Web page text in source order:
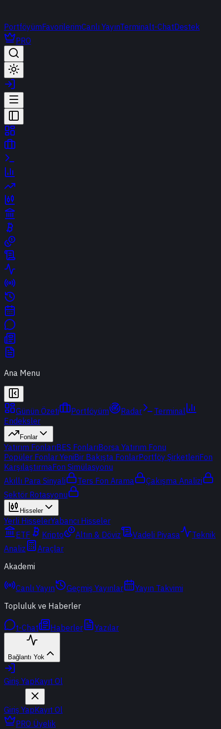
PortföyümFavorilerimCanlı YayınTerminalt-ChatDestek
PRO
Ana Menu
Günün Özeti Portföyüm Radar
Terminal
Endeksler
Fonlar
Yatırım FonlarıBES FonlarıBorsa Yatırım Fonu
Popüler Fonlar YeniBir Bakışta FonlarPortföy ŞirketleriFon
KarşılaştırmaFon Simülasyonu
Akıllı Para Sinyali
Ters Fon Arama
Çakışma Analizi
Sektör Rotasyonu
Hisseler
Yerli HisselerYabancı Hisseler
ETF
Kripto Altın & Döviz Vadeli Piyasa
Teknik
Analiz
Araçlar
Akademi
Canlı Yayın Geçmiş Yayınlar
Yayın Takvimi
Topluluk ve Haberler
t-Chat Haberler Yazılar
Bağlantı Yok
Giriş YapKayıt Ol
Giriş YapKayıt Ol
PRO Üyelik